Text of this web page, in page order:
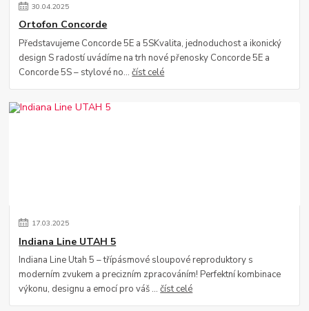
30.04.2025
Ortofon Concorde
Představujeme Concorde 5E a 5SKvalita, jednoduchost a ikonický
design S radostí uvádíme na trh nové přenosky Concorde 5E a
Concorde 5S – stylové no...číst celé
17.03.2025
Indiana Line UTAH 5
Indiana Line Utah 5 – třípásmové sloupové reproduktory s
moderním zvukem a precizním zpracováním! Perfektní kombinace
výkonu, designu a emocí pro váš ...číst celé